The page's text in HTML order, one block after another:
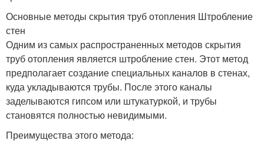
Основные методы скрытия труб отопления Штробление
стен
Одним из самых распространенных методов скрытия
труб отопления является штробление стен. Этот метод
предполагает создание специальных каналов в стенах,
куда укладываются трубы. После этого каналы
заделываются гипсом или штукатуркой, и трубы
становятся полностью невидимыми.
Преимущества этого метода: